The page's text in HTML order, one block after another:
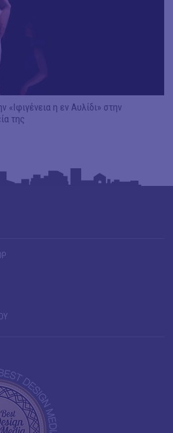
«Ιφιγένεια η εν Αυλίδι» στην
της